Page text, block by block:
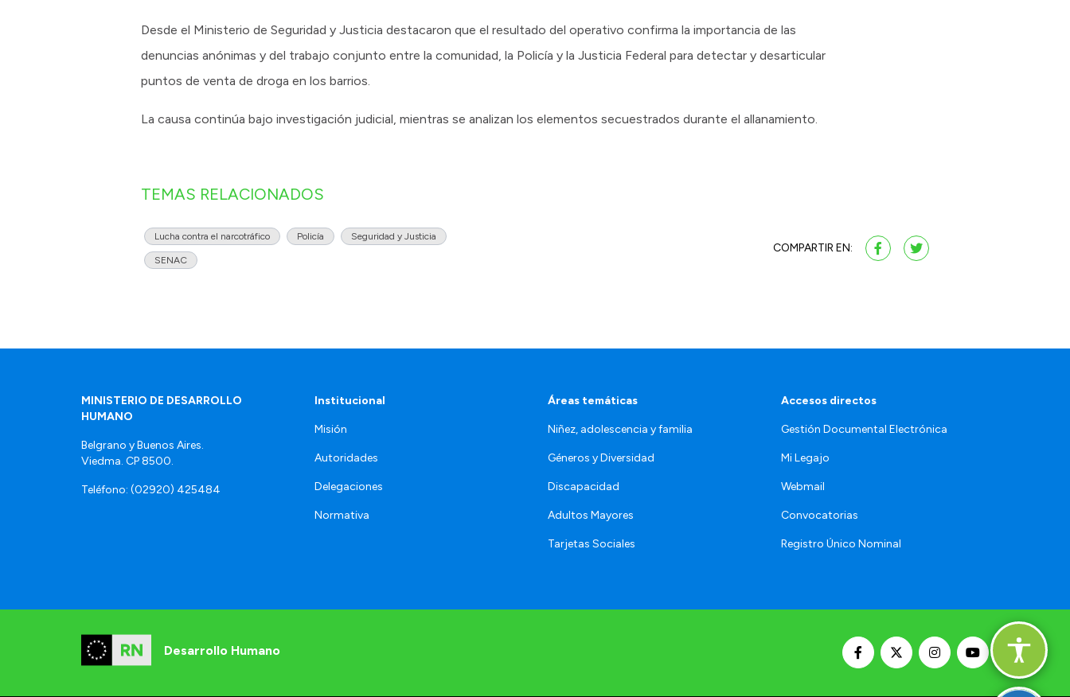
Desde el Ministerio de Seguridad y Justicia destacaron que el resultado del operativo confirma la importancia de las
denuncias anónimas y del trabajo conjunto entre la comunidad, la Policía y la Justicia Federal para detectar y desarticular
puntos de venta de droga en los barrios.
La causa continúa bajo investigación judicial, mientras se analizan los elementos secuestrados durante el allanamiento.
TEMAS RELACIONADOS
Lucha contra el narcotráfico Policía Seguridad y Justicia
SENAC
COMPARTIR EN:
MINISTERIO DE DESARROLLO
HUMANO
Belgrano y Buenos Aires.
Viedma. CP 8500.
Teléfono: (02920) 425484
Institucional
Misión
Autoridades
Delegaciones
Normativa
Áreas temáticas
Niñez, adolescencia y familia
Géneros y Diversidad
Discapacidad
Adultos Mayores
Tarjetas Sociales
Accesos directos
Gestión Documental Electrónica
Mi Legajo
Webmail
Convocatorias
Registro Único Nominal
Desarrollo Humano